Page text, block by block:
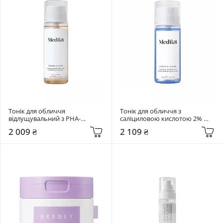
Тонік для обличчя
відлущувальний з PHA-
Press & Glow
2 009 ₴
Тонік для обличчя з
саліциловою кислотою 2%
Medik8 150 мл Press & Clear
2 109 ₴